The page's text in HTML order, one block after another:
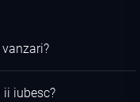
iubesc?